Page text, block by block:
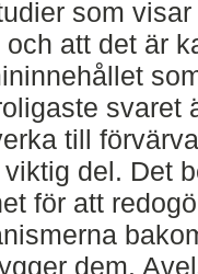
som
att det är
svaret
till
viktig del. Det
för att
dem.